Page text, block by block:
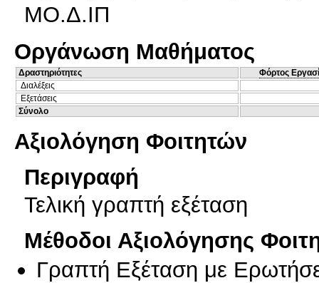
ΜΟ.Δ.ΙΠ
Οργάνωση Μαθήματος
Δραστηριότητες
Φόρτος
Διαλέξεις
Εξετάσεις
Σύνολο
Αξιολόγηση Φοιτητών
Περιγραφή
Τελική γραπτή εξέταση
Μέθοδοι Αξιολόγησης
Γραπτή Εξέταση με